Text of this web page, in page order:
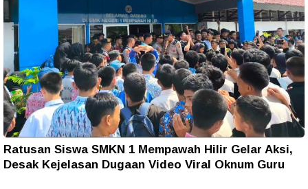
Ratusan Siswa SMKN 1 Mempawah Hilir Gelar Aksi,
Desak Kejelasan Dugaan Video Viral Oknum Guru